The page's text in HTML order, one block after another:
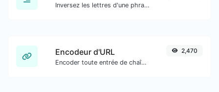
Inversez les lettres d'une phrase ou d'un paragraphe donné avec facilité.
Encodeur d'URL
Encoder toute entrée de chaîne au format URL.
2,470